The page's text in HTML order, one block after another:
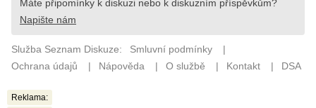
Reklama: